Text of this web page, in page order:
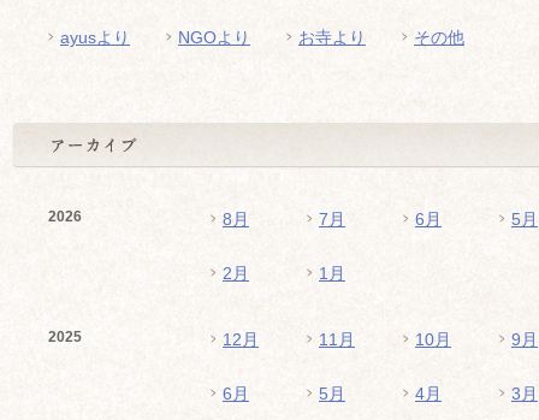
ayusより NGOより お寺より その他
2026 8月 7月 6月 5月
2月 1月
2025 12月 11月 10月 9月
6月 5月 4月 3月